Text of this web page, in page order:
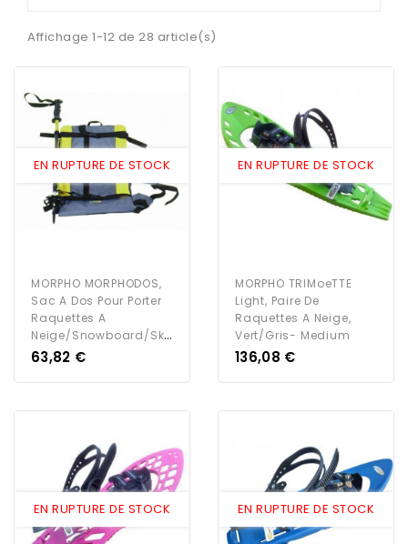
Affichage 1-12 de 28 article(s)
EN RUPTURE DE STOCK
MORPHO MORPHODOS,
Sac A Dos Pour Porter
Raquettes A
Neige/Snowboard/Skis/...
Prix
63,82 €
EN RUPTURE DE STOCK
MORPHO TRIMoeTTE
Light, Paire De
Raquettes A Neige,
Vert/Gris- Medium
Prix
136,08 €
EN RUPTURE DE STOCK EN RUPTURE DE STOCK